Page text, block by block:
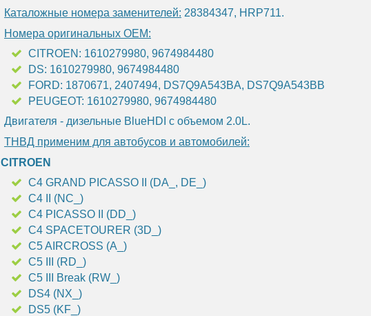
Каталожные номера заменителей: 28384347, HRP711.
Номера оригинальных OEM:
CITROEN: 1610279980, 9674984480
DS: 1610279980, 9674984480
FORD: 1870671, 2407494, DS7Q9A543BA, DS7Q9A543BB
PEUGEOT: 1610279980, 9674984480
Двигателя - дизельные BlueHDI с объемом 2.0L.
ТНВД применим для автобусов и автомобилей:
CITROEN
C4 GRAND PICASSO II (DA_, DE_)
C4 II (NC_)
C4 PICASSO II (DD_)
C4 SPACETOURER (3D_)
C5 AIRCROSS (A_)
C5 III (RD_)
C5 III Break (RW_)
DS4 (NX_)
DS5 (KF_)